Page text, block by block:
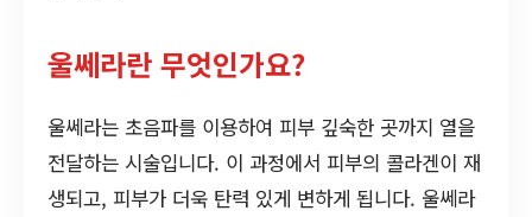
울쎄라란 무엇인가요?
울쎄라는 초음파를 이용하여 피부 깊숙한 곳까지 열을
전달하는 시술입니다. 이 과정에서 피부의 콜라겐이 재
생되고, 피부가 더욱 탄력 있게 변하게 됩니다. 울쎄라